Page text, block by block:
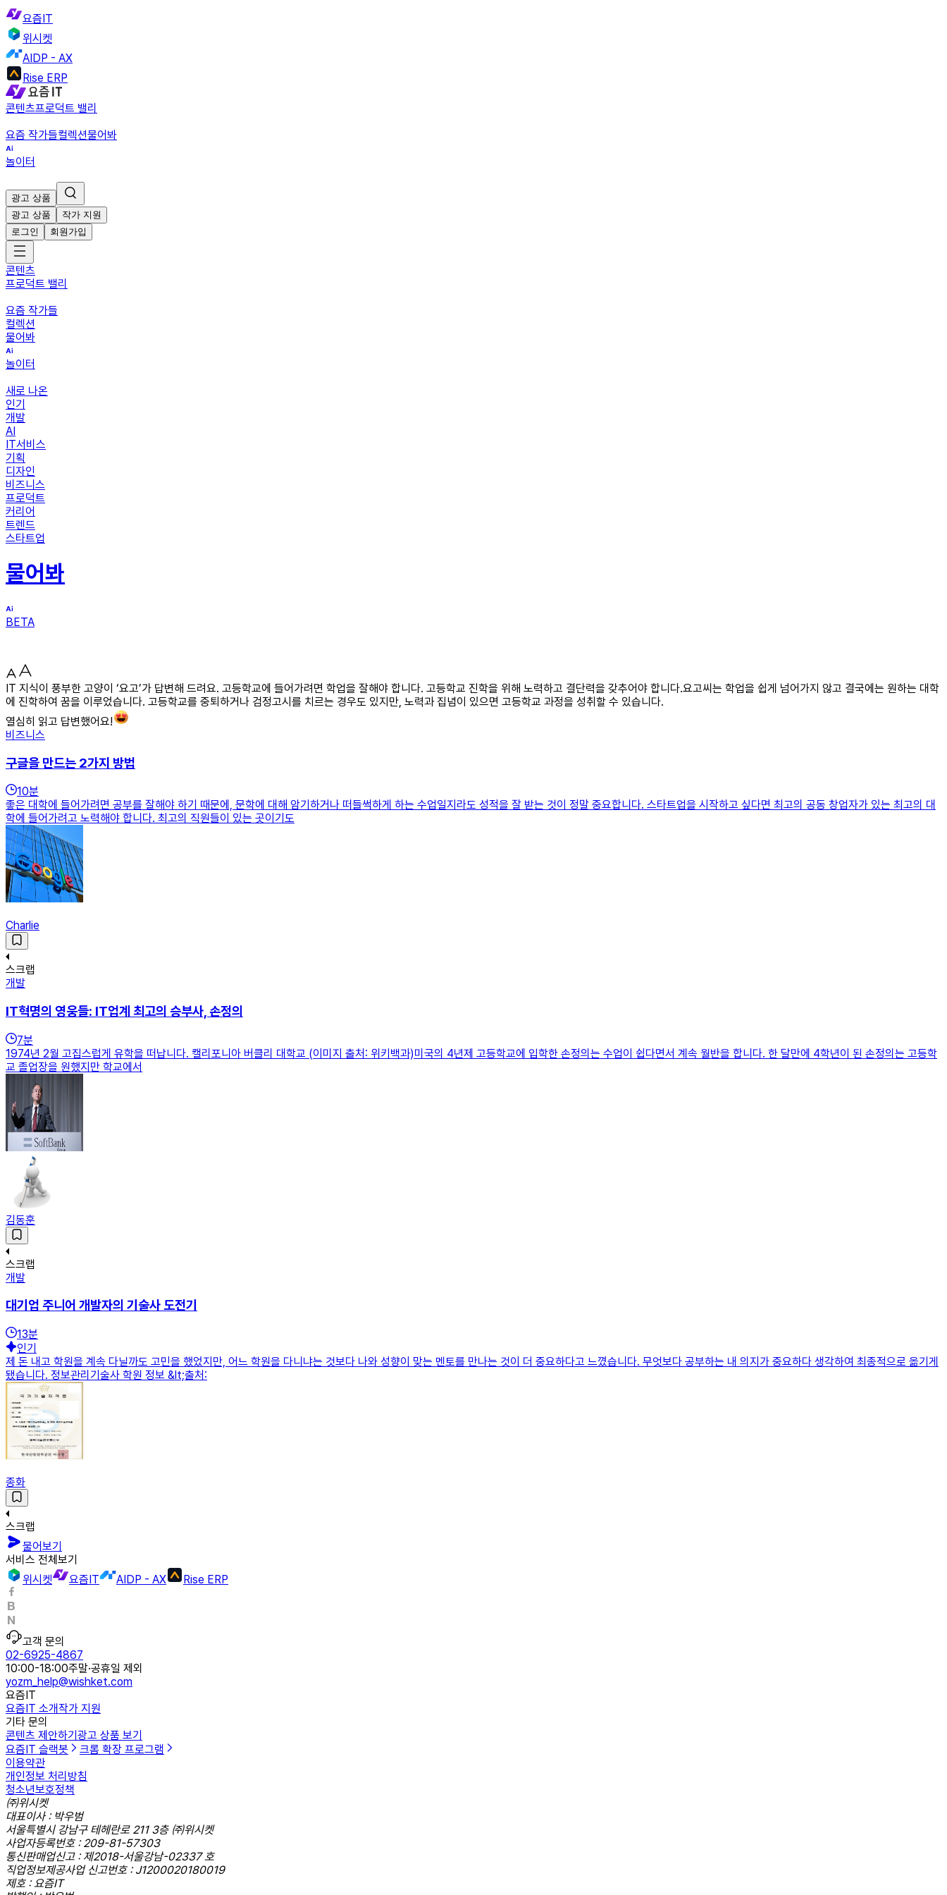
요즘IT
위시켓
AIDP - AX
Rise ERP
콘텐츠프로덕트 밸리
요즘 작가들컬렉션물어봐
놀이터
광고 상품
광고 상품
작가 지원
로그인
회원가입
콘텐츠
프로덕트 밸리
요즘 작가들
컬렉션
물어봐
놀이터
새로 나온
인기
개발
AI
IT서비스
기획
디자인
비즈니스
프로덕트
커리어
트렌드
스타트업
물어봐
BETA
IT 지식이 풍부한 고양이 ‘요고’가 답변해 드려요. 고등학교에 들어가려면 학업을 잘해야 합니다. 고등학교 진학을 위해 노력하고 결단력을 갖추어야 합니다.요고씨는 학업을 쉽게 넘어가지 않고 결국에는 원하는 대학
에 진학하여 꿈을 이루었습니다. 고등학교를 중퇴하거나 검정고시를 치르는 경우도 있지만, 노력과 집념이 있으면 고등학교 과정을 성취할 수 있습니다.
열심히 읽고 답변했어요!
비즈니스
구글을 만드는 2가지 방법
10분
좋은 대학에 들어가려면 공부를 잘해야 하기 때문에, 문학에 대해 암기하거나 떠들썩하게 하는 수업일지라도 성적을 잘 받는 것이 정말 중요합니다. 스타트업을 시작하고 싶다면 최고의 공동 창업자가 있는 최고의 대
학에 들어가려고 노력해야 합니다. 최고의 직원들이 있는 곳이기도
Charlie
스크랩
개발
IT혁명의 영웅들: IT업계 최고의 승부사, 손정의
7분
1974년 2월 고집스럽게 유학을 떠납니다. 캘리포니아 버클리 대학교 (이미지 출처: 위키백과)미국의 4년제 고등학교에 입학한 손정의는 수업이 쉽다면서 계속 월반을 합니다. 한 달만에 4학년이 된 손정의는 고등학
교 졸업장을 원했지만 학교에서
김동훈
스크랩
개발
대기업 주니어 개발자의 기술사 도전기
13분
인기
제 돈 내고 학원을 계속 다닐까도 고민을 했었지만, 어느 학원을 다니냐는 것보다 나와 성향이 맞는 멘토를 만나는 것이 더 중요하다고 느꼈습니다. 무엇보다 공부하는 내 의지가 중요하다 생각하여 최종적으로 옮기게
됐습니다. 정보관리기술사 학원 정보 &lt;출처:
종화
스크랩
물어보기
서비스 전체보기
위시켓
요즘IT AIDP - AX Rise ERP
고객 문의
02-6925-4867
10:00-18:00주말·공휴일 제외
yozm_help@wishket.com
요즘IT
요즘IT 소개작가 지원
기타 문의
콘텐츠 제안하기 광고 상품 보기
요즘IT 슬랙봇
크롬 확장 프로그램
이용약관
개인정보 처리방침
청소년보호정책
㈜위시켓
대표이사 : 박우범
서울특별시 강남구 테헤란로 211 3층 ㈜위시켓
사업자등록번호 : 209-81-57303
통신판매업신고 : 제2018-서울강남-02337 호
직업정보제공사업 신고번호 : J1200020180019
제호 : 요즘IT